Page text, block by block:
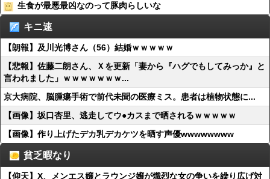
生食が最悪最凶なのって豚肉らしいな
キニ速
【朗報】及川光博さん（56）結婚ｗｗｗｗｗ
【悲報】佐藤二朗さん、Ｘを更新「妻から『ハグでもしてみっか』と
言われました」ｗｗｗｗｗｗｗ...
京大病院、脳腫瘍手術で前代未聞の医療ミス。患者は植物状態に...
【画像】坂口杏里、逃走してウ●カスまで晒されるｗｗｗｗｗ
【画像】作り上げたデカ乳デカケツを晒す声優wwwwwwww
貧乏暇なり
【仰天】X、メンエス嬢とラウンジ嬢が熾烈な女の争いを繰り広げ対